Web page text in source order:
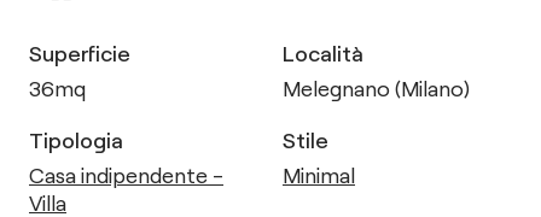
Superficie
36mq
Località
Melegnano (Milano)
Tipologia
Casa indipendente -
Villa
Stile
Minimal